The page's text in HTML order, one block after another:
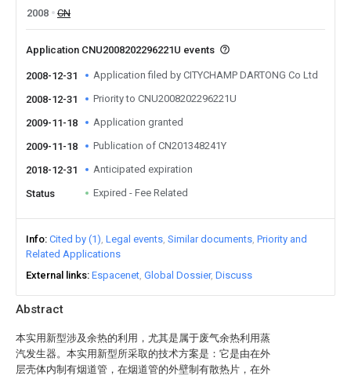
Abstract
本实用新型涉及余热的利用，尤其是属于废气余热利用蒸
汽发生器。本实用新型所采取的技术方案是：它是由在外
层壳体内制有烟道管，在烟道管的外壁制有散热片，在外
2008
CN
Application CNU2008202296221U events
2008-12-31 Application filed by CITYCHAMP DARTONG Co Ltd
2008-12-31 Priority to CNU2008202296221U
2009-11-18 Application granted
2009-11-18 Publication of CN201348241Y
2018-12-31 Anticipated expiration
Status Expired - Fee Related
Info Cited by (1) Legal events Similar documents Priority and
Related Applications
External links Espacenet Global Dossier Discuss